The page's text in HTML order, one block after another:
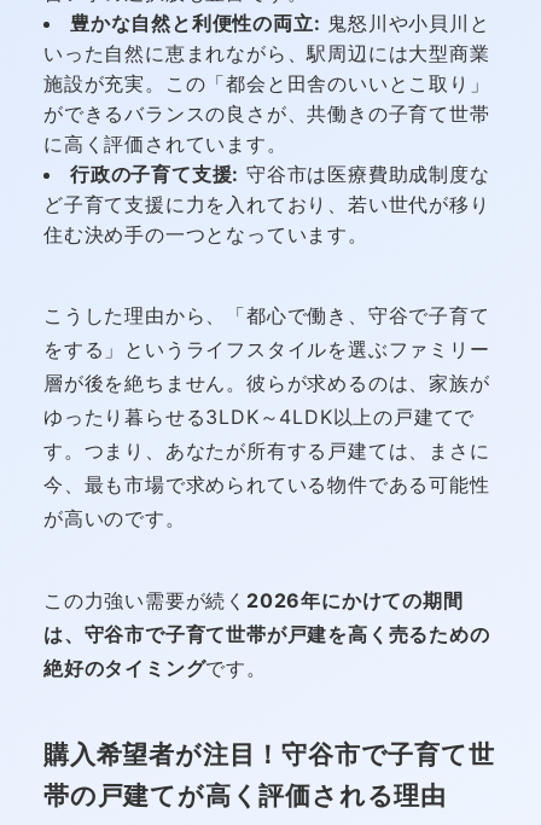
豊かな自然と利便性の両立: 鬼怒川や小貝川と
いった自然に恵まれながら、駅周辺には大型商業
施設が充実。この「都会と田舎のいいとこ取り」
ができるバランスの良さが、共働きの子育て世帯
に高く評価されています。
行政の子育て支援: 守谷市は医療費助成制度な
ど子育て支援に力を入れており、若い世代が移り
住む決め手の一つとなっています。
こうした理由から、「都心で働き、守谷で子育て
をする」というライフスタイルを選ぶファミリー
層が後を絶ちません。彼らが求めるのは、家族が
ゆったり暮らせる3LDK～4LDK以上の戸建てで
す。つまり、あなたが所有する戸建ては、まさに
今、最も市場で求められている物件である可能性
が高いのです。
この力強い需要が続く 2026年にかけての期間
は、守谷市で子育て世帯が戸建を高く売るための
絶好のタイミングです。
購入希望者が注目！守谷市で子育て世
帯の戸建てが高く評価される理由